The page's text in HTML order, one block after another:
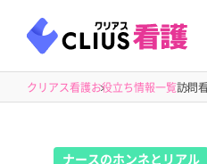
クリアス看護お役立ち情報一覧訪問
ナースのホンネとリアル